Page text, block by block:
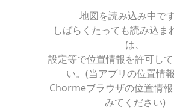
地図を読み込み中で
しばらくたっても読み込ま
は、
設定等で位置情報を許可し
い。(当アプリの位置情報
Chormeブラウザの位置情
みてください)